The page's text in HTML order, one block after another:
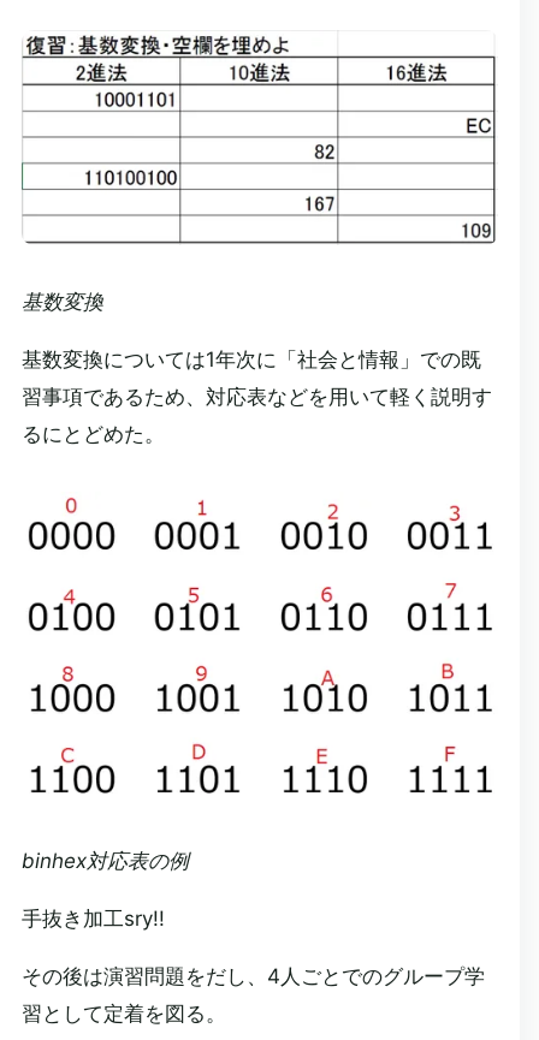
基数変換
基数変換については1年次に「社会と情報」での既
習事項であるため、対応表などを用いて軽く説明す
るにとどめた。
binhex対応表の例
手抜き加工sry!!
その後は演習問題をだし、4人ごとでのグループ学
習として定着を図る。